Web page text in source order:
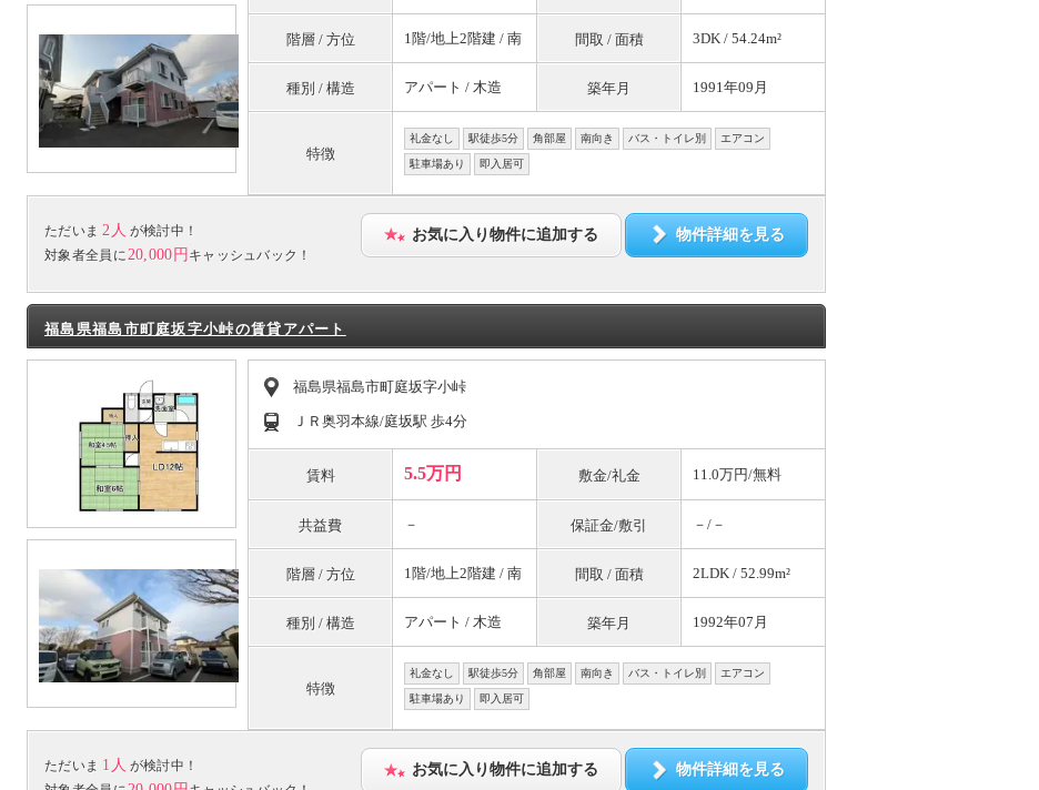
階層 / 方位 1階/地上2階建 / 南 間取 / 面積 3DK / 54.24m²
種別 / 構造 アパート / 木造 築年月 1991年09月
特徴
礼金なし 駅徒歩5分 角部屋 南向き バス・トイレ別 エアコン
駐車場あり 即入居可
ただいま 2人 が検討中！
対象者全員に 20,000円 キャッシュバック！
お気に入り物件に追加する 物件詳細を見る
福島県福島市町庭坂字小峠の賃貸アパート
福島県福島市町庭坂字小峠
ＪＲ奥羽本線/庭坂駅 歩4分
賃料 5.5万円 敷金/礼金 11.0万円/無料
共益費 － 保証金/敷引 －/－
階層 / 方位 1階/地上2階建 / 南 間取 / 面積 2LDK / 52.99m²
種別 / 構造 アパート / 木造 築年月 1992年07月
特徴
礼金なし 駅徒歩5分 角部屋 南向き バス・トイレ別 エアコン
駐車場あり 即入居可
ただいま 1人 が検討中！
お気に入り物件に追加する 物件詳細を見る